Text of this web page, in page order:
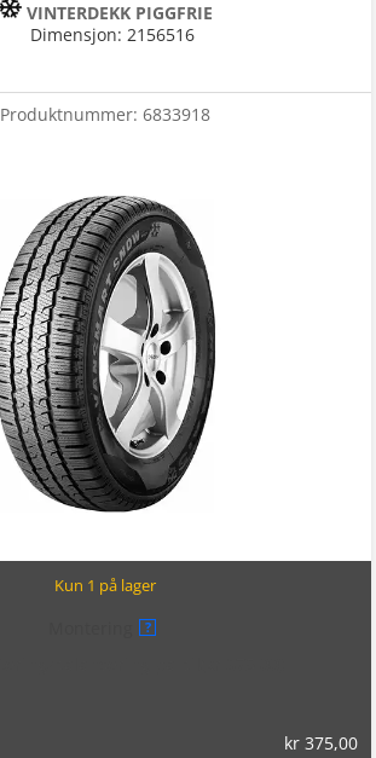
VINTERDEKK PIGGFRIE
Dimensjon: 2156516
Produktnummer: 6833918
Kun 1 på lager
?
kr375,00